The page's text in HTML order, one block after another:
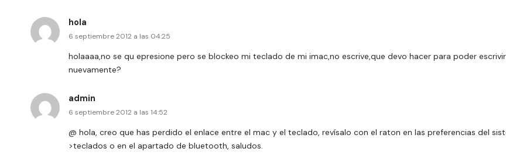
hola
6 septiembre 2012 a las 04:25
holaaaa,no se qu epresione pero se blockeo mi teclado de mi imac,no escrive,que devo hacer para poder escrivir
nuevamente?
admin
6 septiembre 2012 a las 14:52
@ hola, creo que has perdido el enlace entre el mac y el teclado, revísalo con el raton en las preferencias del
>teclados o en el apartado de bluetooth, saludos.